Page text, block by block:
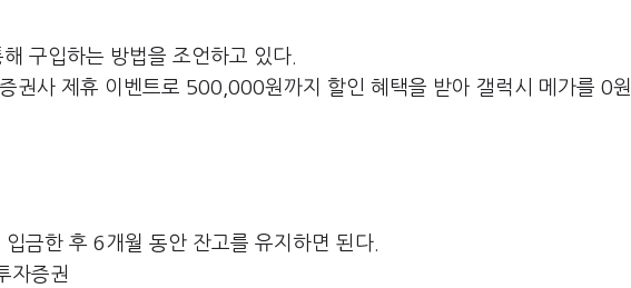
구입하는 방법을 조언하고 있다.
권사 제휴 이벤트로 500,000원까지 할인 혜택을 받아 갤럭시 메가를 0원
금한 후 6개월 동안 잔고를 유지하면 된다.
자증권